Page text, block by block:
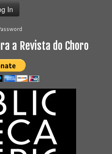
a Revista do Choro